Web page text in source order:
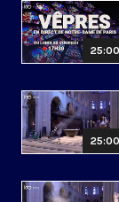
25:00
25:00